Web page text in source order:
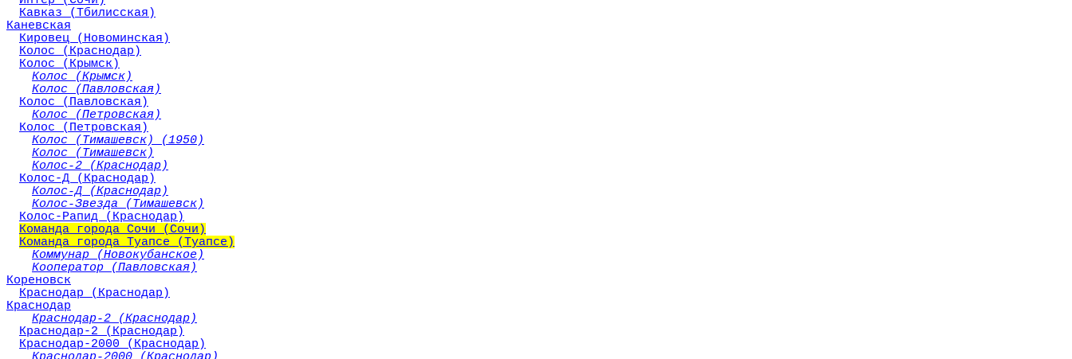
Кавказ (Тбилисская)
Каневская
Кировец (Новоминская)
Колос (Краснодар)
Колос (Крымск)
Колос (Крымск)
Колос (Павловская)
Колос (Павловская)
Колос (Петровская)
Колос (Петровская)
Колос (Тимашевск) (1950)
Колос (Тимашевск)
Колос-2 (Краснодар)
Колос-Д (Краснодар)
Колос-Д (Краснодар)
Колос-Звезда (Тимашевск)
Колос-Рапид (Краснодар)
Команда города Сочи (Сочи)
Команда города Туапсе (Туапсе)
Коммунар (Новокубанское)
Кооператор (Павловская)
Кореновск
Краснодар (Краснодар)
Краснодар
Краснодар-2 (Краснодар)
Краснодар-2 (Краснодар)
Краснодар-2000 (Краснодар)